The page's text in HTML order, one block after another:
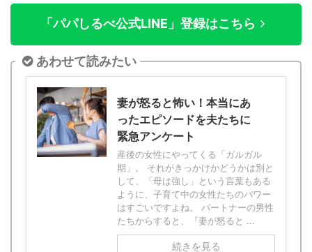
「パパしるべ公式LINE」登録はこちら
あわせて読みたい
妻が怒ると怖い！本当にあ
ったエピソードを夫たちに
緊急アンケート
産後の女性にやってくる「ガルガル
期」。 それがきっかけかどうかは別と
して、「母は強し」という言葉もある
ように、子育て中の女性たちのパワー
はすごいですよね。 パートナーの男性
たちからすると、『妻が怒ると ...
続きを見る